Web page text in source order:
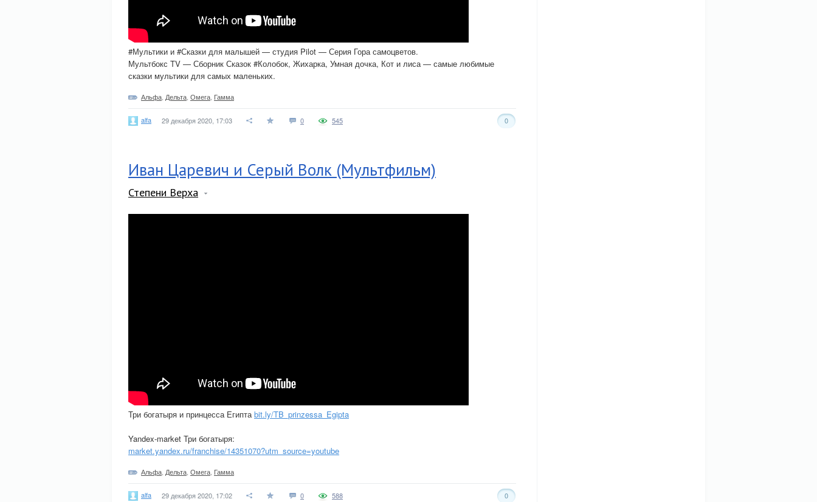
#Мультики и #Сказки для малышей — студия Pilot — Серия Гора самоцветов.
Мультбокс TV — Сборник Сказок #Колобок, Жихарка, Умная дочка, Кот и лиса — самые любимые
сказки мультики для самых маленьких.
Альфа Дельта Омега Гамма
alfa 29 декабря 2020, 17:03 0 0
545
Иван Царевич и Серый Волк (Мультфильм)
Степени Верха
Три богатыря и принцесса Египтаbit.ly/TB_prinzessa_Egipta
Yandex-market Три богатыря:
market.yandex.ru/franchise/14351070?utm_source=youtube
Альфа Дельта Омега Гамма
alfa 29 декабря 2020, 17:02 0 0
588